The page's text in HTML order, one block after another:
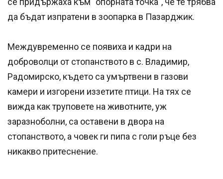
да бъдат изпратени в зоопарка в Пазарджик.
Междувременно се появиха и кадри на
доброволци от стопанството в с. Владимир,
Радомирско, където са умъртвени в газови
камери и изгорени иззетите птици. На тях се
вижда как труповете на животните, уж
заразноболни, са оставени в двора на
стопанството, а човек ги пипа с голи ръце без
никакво притеснение.